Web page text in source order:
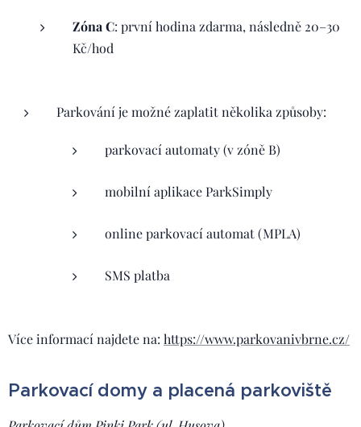
Zóna C: první hodina zdarma, následně 20–30
Kč/hod
Parkování je možné zaplatit několika způsoby:
parkovací automaty (v zóně B)
mobilní aplikace ParkSimply
online parkovací automat (MPLA)
SMS platba
Více informací najdete na: https://www.parkovanivbrne.cz/
Parkovací domy a placená parkoviště